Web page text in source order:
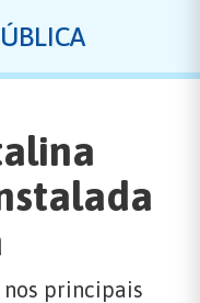
principais